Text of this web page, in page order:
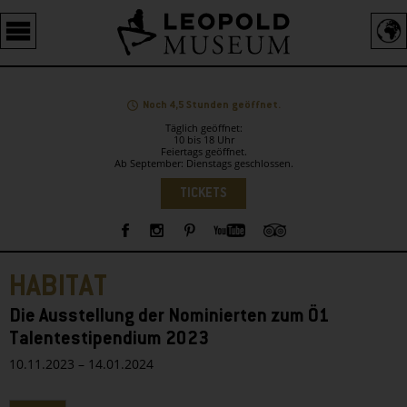
Barrierefreie
Bedienung
der
Noch 4,5 Stunden geöffnet.
Täglich geöffnet:
10 bis 18 Uhr
Feiertags geöffnet.
Ab September: Dienstags geschlossen.
TICKETS
Sidebar
HABITAT
Die Ausstellung der Nominierten zum Ö1
Talentestipendium 2023
10.11.2023 – 14.01.2024